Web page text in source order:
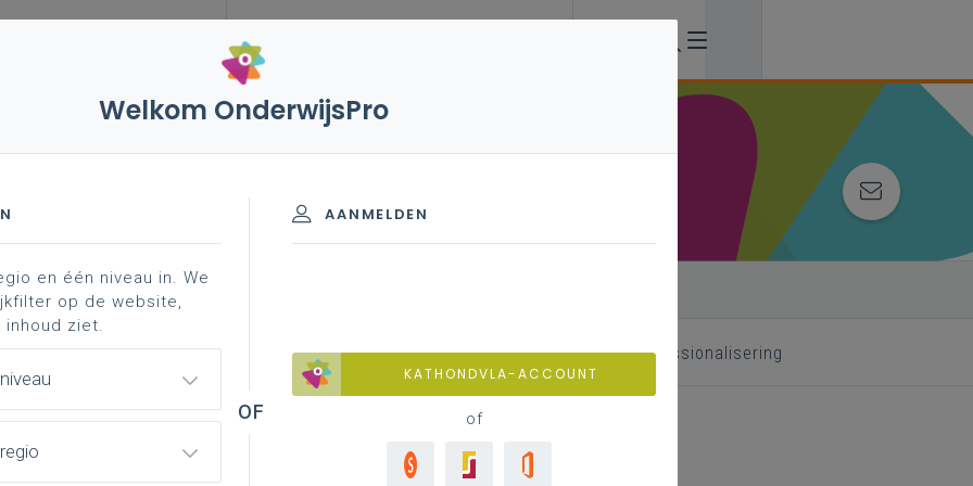
vakken en leerplannen 2de graad
- 2de graad - D-finaliteit
Biologie
achtergrond contacteer je pedagogisch begeleider professionalisering
Welkom OnderwijsPro
AANMELDEN
KATHONDVLA-ACCOUNT
of
en één niveau in. We
op de website,
ziet.